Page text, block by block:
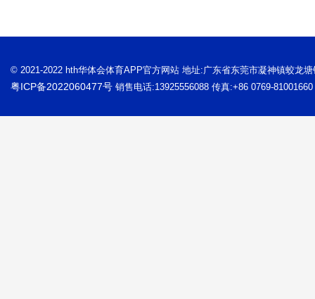
© 2021-2022 hth华体会体育APP官方网站 地址:广东省东莞市凝神镇蛟龙
粤ICP备2022060477号 销售电话:13925556088 传真:+86 0769-81001660